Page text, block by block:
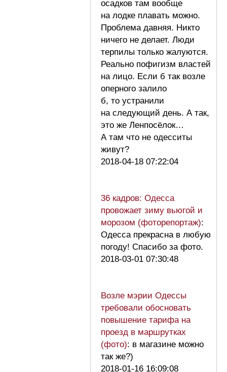
осадков там вообще
на лодке плавать можно.
Проблема давняя. Никто
ничего не делает. Люди
терпилы только жалуются.
Реально пофигизм властей
на лицо. Если б так возле
оперного залило
б, то устранили
на следующий день. А так,
это же Ленпосёлок…
А там что не одесситы
живут?
2018-04-18 07:22:04
36 кадров: Одесса
провожает зиму вьюгой и
морозом (фоторепортаж):
Одесса прекрасна в любую
погоду! Спасибо за фото.
2018-03-01 07:30:48
Возле мэрии Одессы
требовали обосновать
повышение тарифа на
проезд в маршрутках
(фото): в магазине можно
так же?)
2018-01-16 16:09:08